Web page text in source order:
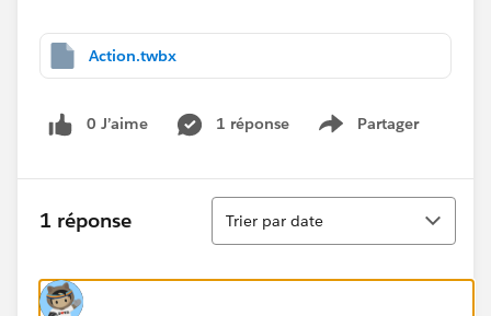
Action.twbx
0 J’aime 1 réponse Partager
Show menu
1 réponse
Tri
Trier par date